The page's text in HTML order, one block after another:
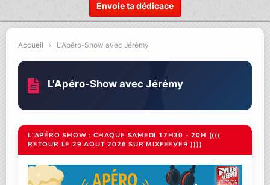
Envoie ta dédicace
Accueil › L'Apéro-Show avec Jérémy
L'Apéro-Show avec Jérémy
L'APÉRO SHOW : CHAQUE SAMEDI 17H30 - 20H ((((
RETOUR LE 29 AOUT 2026 SUR MIXFEEVER ))))